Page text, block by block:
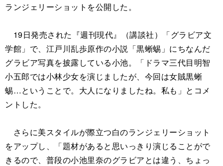
ランジェリーショットを公開した。
19日発売された『週刊現代』（講談社）「グラビア文
学館」で、江戸川乱歩原作の小説「黒蜥蜴」にちなんだ
グラビア写真を披露している小池。「ドラマ三代目明智
小五郎では小林少女を演じましたが、今回は女賊黒蜥
蜴…ということで。大人になりましたね。私も」とコメ
ントした。
さらに美スタイルが際立つ白のランジェリーショット
をアップし、「題材があると思いっきり演じることがで
きるので、普段の小池里奈のグラビアとは違う、ちょっ